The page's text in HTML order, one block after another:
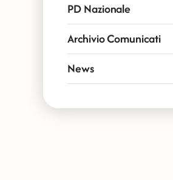
PD Nazionale
Archivio Comunicati
News